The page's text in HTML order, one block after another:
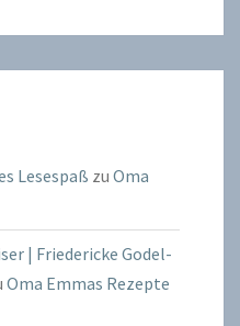
Lesespaß zu Oma
| Friedericke Godel-
Oma Emmas Rezepte